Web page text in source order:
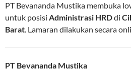
PT Bevananda Mustika membuka
untuk posisi Administrasi HRDdi
Barat. Lamaran dilakukan secara
PT Bevananda Mustika